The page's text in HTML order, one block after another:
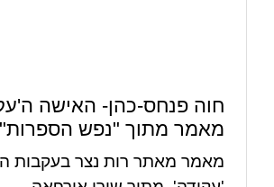
חוה פנחס-כהן- האישה
מאמר מתוך "נפש
מאמר מאתר רות נצר בעקבות